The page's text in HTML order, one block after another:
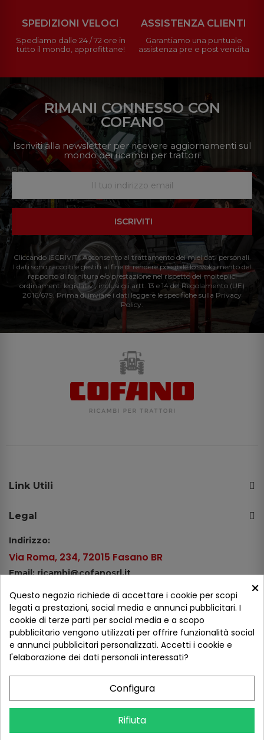
SPEDIZIONI VELOCI
Spediamo dalle 24 / 72 ore in
tutto il mondo, approfittane!
ASSISTENZA CLIENTI
Garantiamo una puntuale
assistenza pre e post vendita
RIMANI CONNESSO CON
COFANO
Iscriviti alla newsletter per ricevere aggiornamenti sul
mondo dei ricambi per trattori!
ISCRIVITI
Cliccando ISCRIVITI: Acconsento al trattamento dei miei dati personali.
I dati sono raccolti e gestiti al fine di rendere possibile lo svolgimento del
rapporto di fornitura e/o prestazione nel rispetto dei molteplici
ordinamenti legislativi, inclusi gli artt. 13 e 14 del Regolamento (UE)
2016/679. Prima di inviare i dati leggere le specifiche sulla Privacy
Policy.
Link Utili
Legal
Indirizzo:
Via Roma, 234, 72015 Fasano BR
Email: ricambi@cofanosrl.it
Tel.: +39 080 44 13 478
WhatsApp: +39 334 98 51 100
Metodi di pagamento
×
Questo negozio richiede di accettare i cookie per scopi
legati a prestazioni, social media e annunci pubblicitari. I
cookie di terze parti per social media e a scopo
pubblicitario vengono utilizzati per offrire funzionalità social
e annunci pubblicitari personalizzati. Accetti i cookie e
l'elaborazione dei dati personali interessati?
Configura
Rifiuta